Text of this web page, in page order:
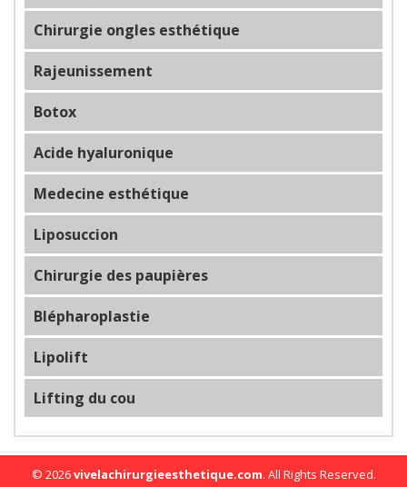
Chirurgie ongles esthétique
Rajeunissement
Botox
Acide hyaluronique
Medecine esthétique
Liposuccion
Chirurgie des paupières
Blépharoplastie
Lipolift
Lifting du cou
© 2026vivelachirurgieesthetique.com. All Rights Reserved.